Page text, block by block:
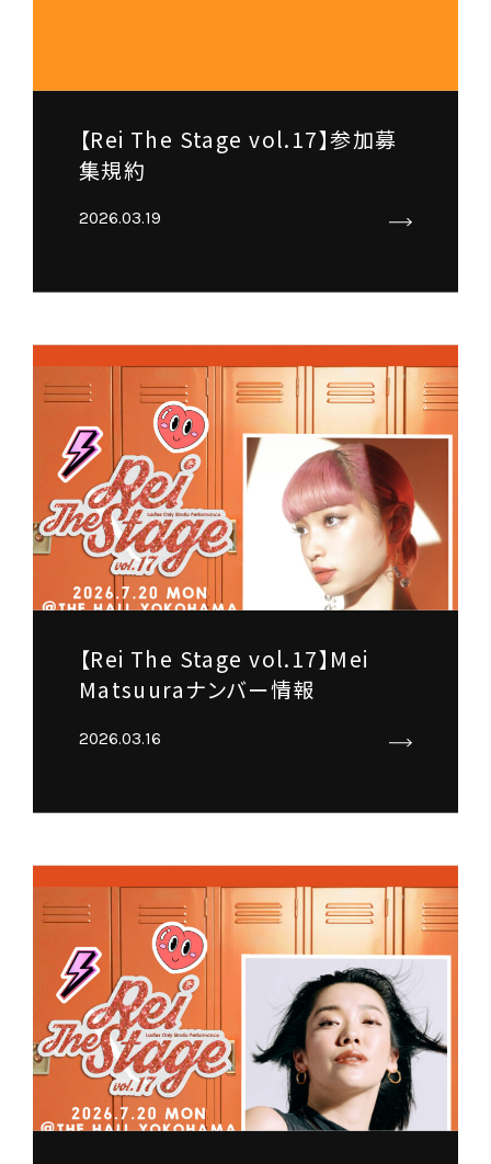
【Rei The Stage vol.17】参加募
集規約
2026.03.19
【Rei The Stage vol.17】Mei
Matsuuraナンバー情報
2026.03.16